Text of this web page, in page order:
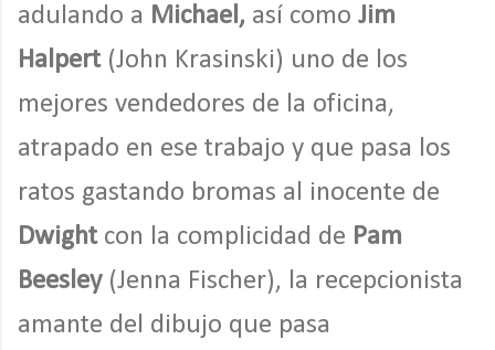
adulando a Michael, así como Jim
Halpert(John Krasinski) uno de los
mejores vendedores de la oficina,
atrapado en ese trabajo y que pasa los
ratos gastando bromas al inocente de
Dwightcon la complicidad de Pam
Beesley(Jenna Fischer), la recepcionista
amante del dibujo que pasa